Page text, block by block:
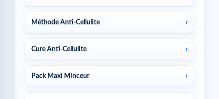
Méthode Anti-Cellulite
Cure Anti-Cellulite
Pack Maxi Minceur